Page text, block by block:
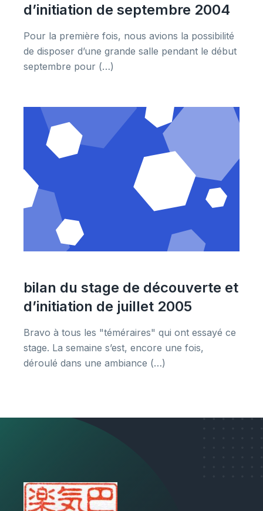
d’initiation de septembre 2004
Pour la première fois, nous avions la possibilité
de disposer d’une grande salle pendant le début
septembre pour (…)
bilan du stage de découverte et
d’initiation de juillet 2005
Bravo à tous les "téméraires" qui ont essayé ce
stage. La semaine s’est, encore une fois,
déroulé dans une ambiance (…)